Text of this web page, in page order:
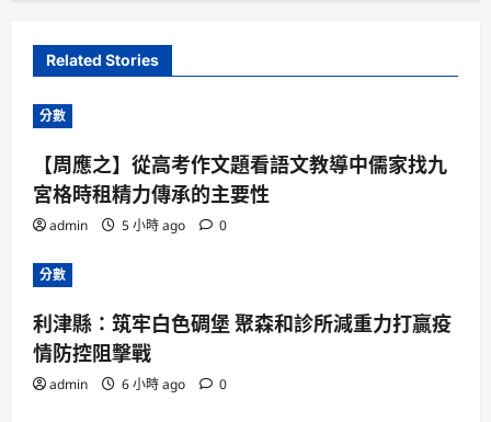
Related Stories
分數
【周應之】從高考作文題看語文教導中儒家找九
宮格時租精力傳承的主要性
admin 5 小時 ago 0
分數
利津縣：筑牢白色碉堡 聚森和診所減重力打贏疫
情防控阻擊戰
admin 6 小時 ago 0